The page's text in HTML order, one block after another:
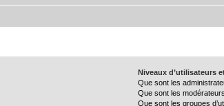
Niveaux d’utilisateurs
Que sont les
Que sont les
Que sont les groupes